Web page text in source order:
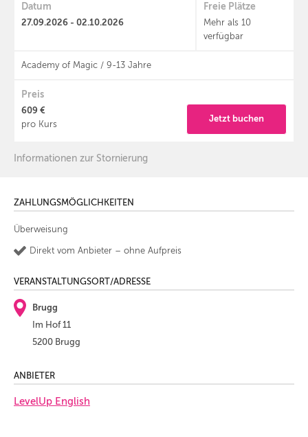
Datum
27.09.2026 - 02.10.2026
Academy of Magic / 9-13 Jahre
Freie Plätze
Mehr als 10
verfügbar
Preis
609 €
pro Kurs
Jetzt buchen
Informationen zur Stornierung
ZAHLUNGSMÖGLICHKEITEN
Überweisung
Direkt vom Anbieter – ohne Aufpreis
VERANSTALTUNGSORT/ADRESSE
Brugg
Im Hof 11
5200 Brugg
ANBIETER
LevelUp English